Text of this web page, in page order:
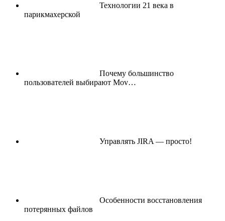
Технологии 21 века в
парикмахерской
Почему большинство
пользователей выбирают Mov…
Управлять JIRA — просто!
Особенности восстановления
потерянных файлов